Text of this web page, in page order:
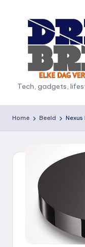
D
r
a
d
Tech, gadgets,
Home Beeld